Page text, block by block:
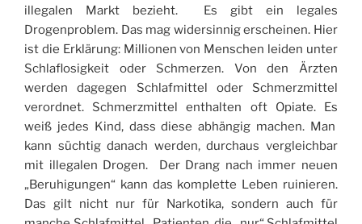
illegalen Markt bezieht. Es gibt ein legales
Drogenproblem. Das mag widersinnig erscheinen. Hier
ist die Erklärung: Millionen von Menschen leiden unter
Schlaflosigkeit oder Schmerzen. Von den Ärzten
werden dagegen Schlafmittel oder Schmerzmittel
verordnet. Schmerzmittel enthalten oft Opiate. Es
weiß jedes Kind, dass diese abhängig machen. Man
kann süchtig danach werden, durchaus vergleichbar
mit illegalen Drogen. Der Drang nach immer neuen
„Beruhigungen“ kann das komplette Leben ruinieren.
Das gilt nicht nur für Narkotika, sondern auch für